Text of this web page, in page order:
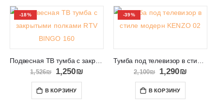
-18%
Подвесная ТВ тумба с закрытыми полками RTV BINGO 160
1,526₪ 1,250₪
В КОРЗИНУ
-39%
2,100₪ 1,290₪
В КОРЗИНУ